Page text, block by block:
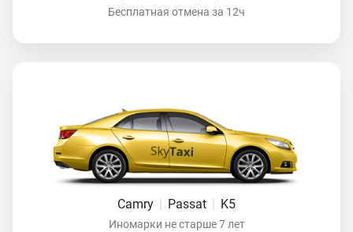
Бесплатная отмена за 12ч
Camry Passat K5
Иномарки не старше 7 лет